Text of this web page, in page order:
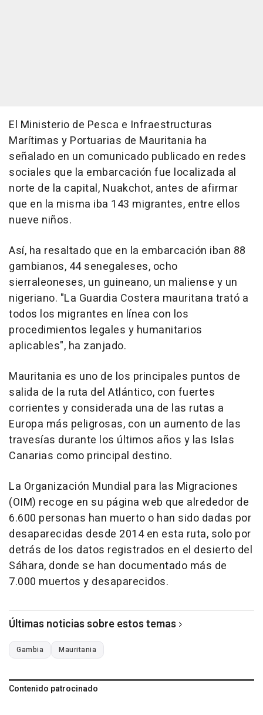
El Ministerio de Pesca e Infraestructuras
Marítimas y Portuarias de Mauritania ha
señalado en un comunicado publicado en redes
sociales que la embarcación fue localizada al
norte de la capital, Nuakchot, antes de afirmar
que en la misma iba 143 migrantes, entre ellos
nueve niños.
Así, ha resaltado que en la embarcación iban 88
gambianos, 44 senegaleses, ocho
sierraleoneses, un guineano, un maliense y un
nigeriano. "La Guardia Costera mauritana trató a
todos los migrantes en línea con los
procedimientos legales y humanitarios
aplicables", ha zanjado.
Mauritania es uno de los principales puntos de
salida de la ruta del Atlántico, con fuertes
corrientes y considerada una de las rutas a
Europa más peligrosas, con un aumento de las
travesías durante los últimos años y las Islas
Canarias como principal destino.
La Organización Mundial para las Migraciones
(OIM) recoge en su página web que alrededor de
6.600 personas han muerto o han sido dadas por
desaparecidas desde 2014 en esta ruta, solo por
detrás de los datos registrados en el desierto del
Sáhara, donde se han documentado más de
7.000 muertos y desaparecidos.
Últimas noticias sobre estos temas
Gambia Mauritania
Contenido patrocinado